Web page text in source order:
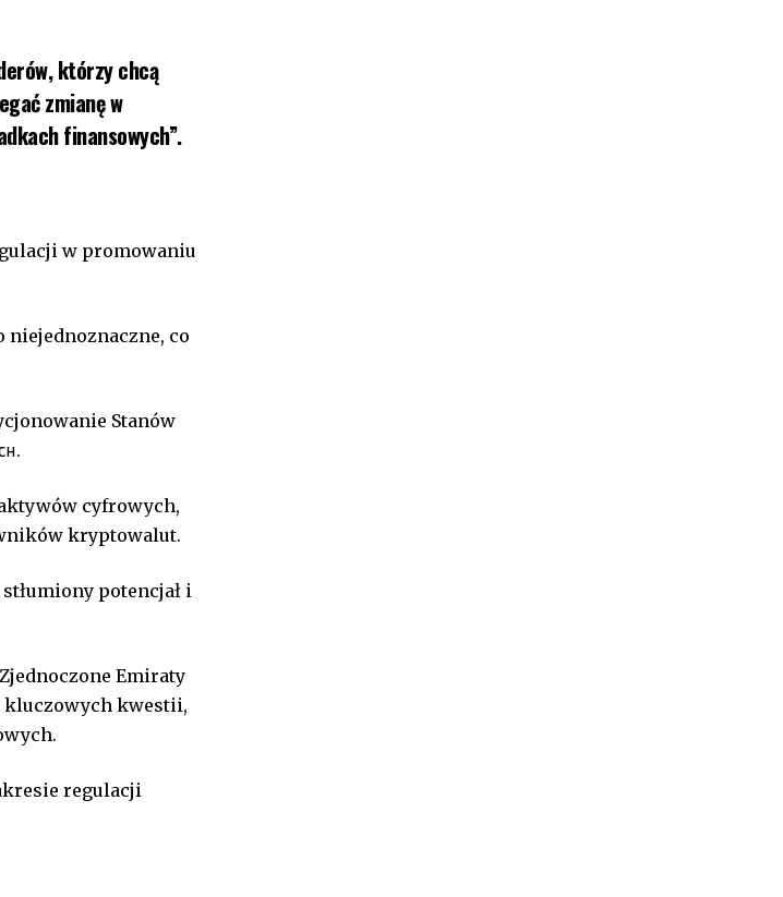
którzy chcą
zmianę w
finansowych”.
w promowaniu
niejednoznaczne, co
Stanów
.
cyfrowych,
kryptowalut.
potencjał i
Emiraty
kluczowych kwestii,
regulacji